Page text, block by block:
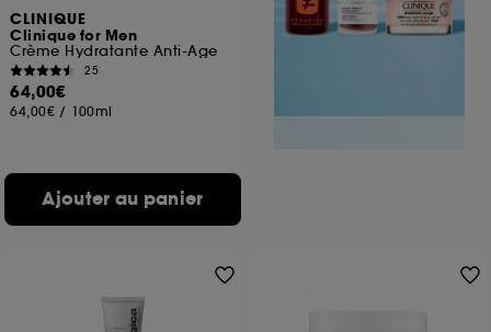
CLINIQUE
Clinique for Men
Crème Hydratante Anti-Age
25
64,00€
64,00€ / 100ml
Ajouter au panier